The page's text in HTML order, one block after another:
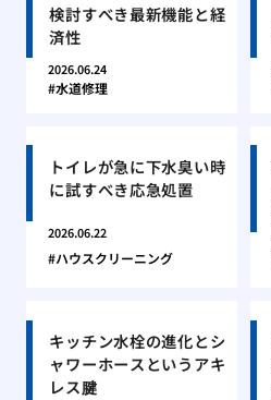
検討すべき最新機能と経
済性
2026.06.24
水道修理
トイレが急に下水臭い時
に試すべき応急処置
2026.06.22
ハウスクリーニング
キッチン水栓の進化とシ
ャワーホースというアキ
レス腱